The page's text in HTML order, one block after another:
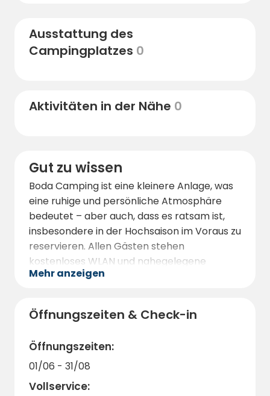
Für Geschichtsinteressierte ist ein Besuch in
Duvemåla ein Muss – nur 15 Autominuten
vom Campingplatz entfernt. Hier entstand
werden Führungen sowie hausgemachtes
Angelgewässer, Wanderwege und
fahrradfreundliche Straßen warten direkt
vor der Tür. Ganz gleich, ob Sie ruhige
Naturerlebnisse oder interessante
Tagesausflüge suchen – von Boda Camping
aus haben Sie alles in greifbarer Nähe.
Ausstattung des
Campingplatzes 0
Aktivitäten in der Nähe 0
Gut zu wissen
Boda Camping ist eine kleinere Anlage, was
eine ruhige und persönliche Atmosphäre
bedeutet – aber auch, dass es ratsam ist,
insbesondere in der Hochsaison im Voraus zu
reservieren. Allen Gästen stehen
kostenloses WLAN und nahegelegene
Einrichtungen zur Verfügung.
Sommermonate geöffnet und eignet sich
Glaskultur, Natur und Geschichte in einer
entspannten Umgebung erleben möchten.
Der Check-in erfolgt unkompliziert über
campcation.se
Mehr anzeigen
Öffnungszeiten & Check-in
Öffnungszeiten:
01/06 - 31/08
Vollservice: